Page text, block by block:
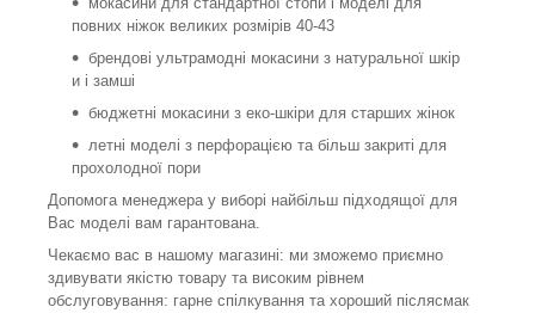
повних ніжок великих розмірів 40-43
брендові ультрамодні мокасини з натуральної шкір
и і замші
бюджетні мокасини з еко-шкіри для старших жінок
летні моделі з перфорацією та більш закриті для
прохолодної пори
Допомога менеджера у виборі найбільш підходящої для
Вас моделі вам гарантована.
Чекаємо вас в нашому магазині: ми зможемо приємно
здивувати якістю товару та високим рівнем
обслуговування: гарне спілкування та хороший післясмак